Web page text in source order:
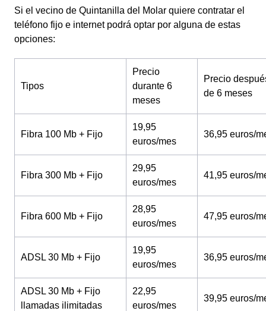
Si el vecino de Quintanilla del Molar quiere contratar el
teléfono fijo e internet podrá optar por alguna de estas
opciones:
Tipos
Precio
durante 6
meses
Precio
de 6 meses
Fibra 100 Mb + Fijo
19,95
euros/mes
36,95 euros/
Fibra 300 Mb + Fijo
29,95
euros/mes
41,95 euros/
Fibra 600 Mb + Fijo
28,95
euros/mes
47,95 euros/
ADSL 30 Mb + Fijo
19,95
euros/mes
36,95 euros/
ADSL 30 Mb + Fijo
llamadas ilimitadas
22,95
euros/mes
39,95 euros/